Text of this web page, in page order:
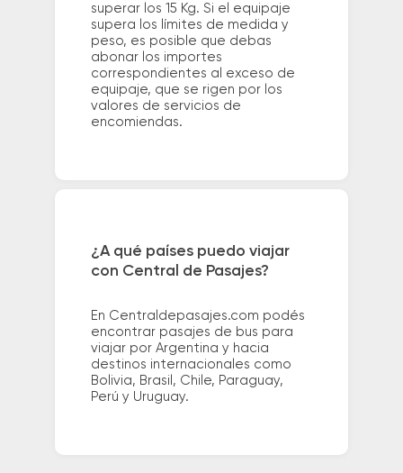
superar los 15 Kg. Si el equipaje
supera los límites de medida y
peso, es posible que debas
abonar los importes
correspondientes al exceso de
equipaje, que se rigen por los
valores de servicios de
encomiendas.
¿A qué países puedo viajar
con Central de Pasajes?
En Centraldepasajes.com podés
encontrar pasajes de bus para
viajar por Argentina y hacia
destinos internacionales como
Bolivia, Brasil, Chile, Paraguay,
Perú y Uruguay.